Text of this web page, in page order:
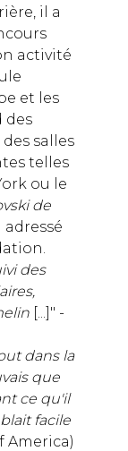
il a
activité
et les
des
salles
telles
ou le
de
des
[...]" -
dans la
que
ce qu'il
facile
America)